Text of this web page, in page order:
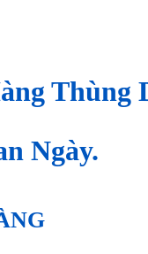
Thùng
Ngày.